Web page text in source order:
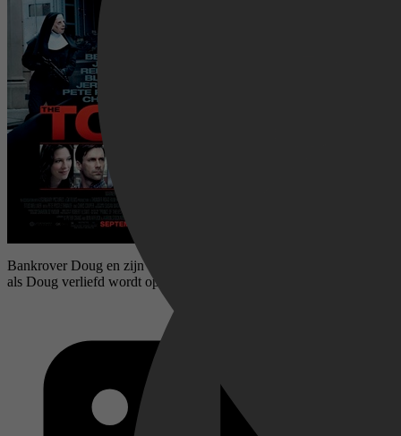
Bankrover Doug en zijn onrustige partner komen in de problemen
als Doug verliefd wordt op Claire, de gegijzelde bankmanager.